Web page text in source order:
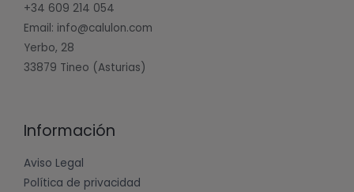
+34 609 214 054
Email: info@calulon.com
Yerbo, 28
33879 Tineo (Asturias)
Información
Aviso Legal
Política de privacidad